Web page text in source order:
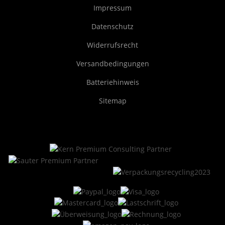
Impressum
Datenschutz
Widerrufsrecht
Versandbedingungen
Batteriehinweis
Sitemap